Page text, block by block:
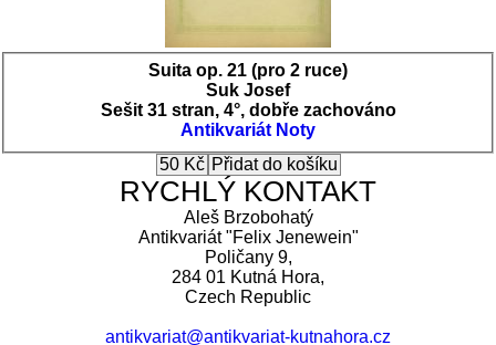
Suita op. 21 (pro 2 ruce)
Suk Josef
Sešit 31 stran, 4°, dobře zachováno
Antikvariát Noty
RYCHLÝ KONTAKT
Aleš Brzobohatý
Antikvariát "Felix Jenewein"
Poličany 9,
284 01 Kutná Hora,
Czech Republic
antikvariat@antikvariat-kutnahora.cz